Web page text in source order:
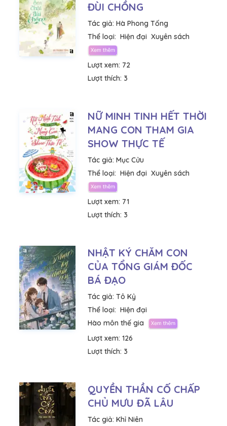
ĐÙI CHỒNG
Tác giả: Hà Phong Tống
Thể loại: Hiện đại Xuyên sách
Lượt xem: 72
Lượt thích: 3
NỮ MINH TINH HẾT THỜI
MANG CON THAM GIA
SHOW THỰC TẾ
Tác giả: Mục Cửu
Thể loại: Hiện đại Xuyên sách
Lượt xem: 71
Lượt thích: 3
NHẬT KÝ CHĂM CON
CỦA TỔNG GIÁM ĐỐC
BÁ ĐẠO
Tác giả: Tô Kỷ
Thể loại: Hiện đại
Hào môn thế gia
Lượt xem: 126
Lượt thích: 3
QUYỀN THẦN CỐ CHẤP
CHỦ MƯU ĐÃ LÂU
Tác giả: Khỉ Niên